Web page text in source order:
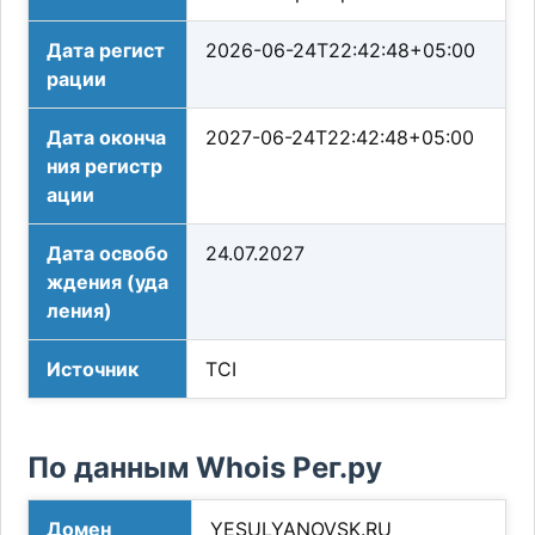
Дата регист
рации
2026-06-24T22:42:48+05:00
Дата оконча
ния регистр
ации
2027-06-24T22:42:48+05:00
Дата освобо
ждения (уда
ления)
24.07.2027
Источник TCI
По данным Whois Рег.ру
Домен YESULYANOVSK.RU